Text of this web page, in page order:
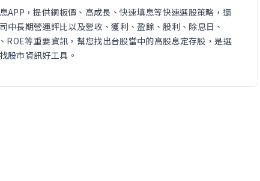
APP，提供銅板價、高成長、快速填息等快速選股策略，還
中長期營運評比以及營收、獲利、盈餘、股利、除息日、
ROE等重要資訊，幫您找出台股當中的高股息定存股，是選
股市資訊好工具。